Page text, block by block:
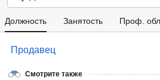
Должность Занятость Проф.
Продавец
Смотрите также